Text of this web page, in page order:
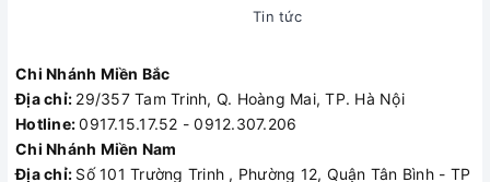
Tin tức
Chi Nhánh Miền Bắc
Địa chỉ: 29/357 Tam Trinh, Q. Hoàng Mai, TP. Hà Nội
Hotline:0917.15.17.52 - 0912.307.206
Chi Nhánh Miền Nam
Địa chỉ: Số 101 Trường Trinh , Phường 12, Quận Tân Bình - TP